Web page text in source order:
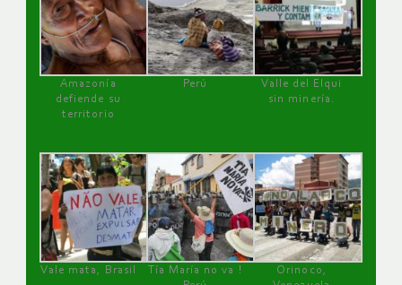
Amazonía
defiende su
territorio
Perú
Valle del Elqui
sin minería.
Vale mata, Brasil
Tía María no va !
Orinoco,